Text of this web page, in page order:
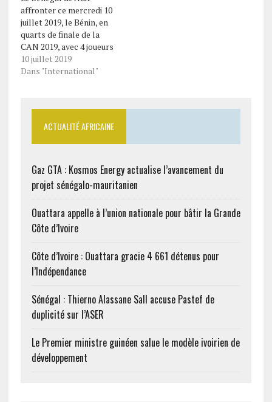
affronter ce mercredi 10
juillet 2019, le Bénin, en
quarts de finale de la
CAN 2019, avec 4 joueurs
forfaits notamment le
portier titulaire Edouard
la CAN est terminée. Les
Lions de la Téranga
devraient jouer leurs
quarts de…
10 juillet 2019
Dans "International"
ACTUALITÉ AFRICAINE
Gaz GTA : Kosmos Energy actualise l’avancement du
projet sénégalo-mauritanien
Ouattara appelle à l’union nationale pour bâtir la Grande
Côte d’Ivoire
Côte d’Ivoire : Ouattara gracie 4 661 détenus pour
l’Indépendance
Sénégal : Thierno Alassane Sall accuse Pastef de
duplicité sur l’ASER
Le Premier ministre guinéen salue le modèle ivoirien de
développement